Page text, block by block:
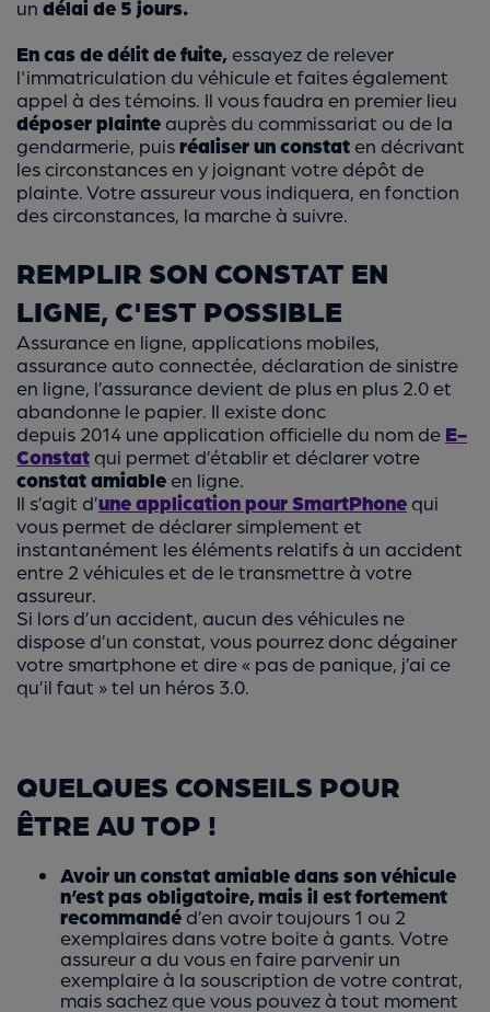
un délai de 5 jours.
En cas de délit de fuite, essayez de relever
l'immatriculation du véhicule et faites également
appel à des témoins. Il vous faudra en premier lieu
déposer plainte auprès du commissariat ou de la
gendarmerie, puisréaliser un constat en décrivant
les circonstances en y joignant votre dépôt de
plainte. Votre assureur vous indiquera, en fonction
des circonstances, la marche à suivre.
REMPLIR SON CONSTAT EN
LIGNE, C'EST POSSIBLE
Assurance en ligne, applications mobiles,
assurance auto connectée, déclaration de sinistre
en ligne, l’assurance devient de plus en plus 2.0 et
abandonne le papier. Il existe donc
depuis 2014 une application officielle du nom de E-
Constat qui permet d’établir et déclarer votre
constat amiable en ligne.
Il s’agit d’une application pour SmartPhone qui
vous permet de déclarer simplement et
instantanément les éléments relatifs à un accident
entre 2 véhicules et de le transmettre à votre
assureur.
Si lors d’un accident, aucun des véhicules ne
dispose d’un constat, vous pourrez donc dégainer
votre smartphone et dire « pas de panique, j’ai ce
qu’il faut » tel un héros 3.0.
QUELQUES CONSEILS POUR
ÊTRE AU TOP !
Avoir un constat amiable dans son véhicule
n’est pas obligatoire, mais il est fortement
recommandé d’en avoir toujours 1 ou 2
exemplaires dans votre boite à gants. Votre
assureur a du vous en faire parvenir un
exemplaire à la souscription de votre contrat,
mais sachez que vous pouvez à tout moment